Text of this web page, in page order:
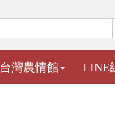
台灣農情館 LINE